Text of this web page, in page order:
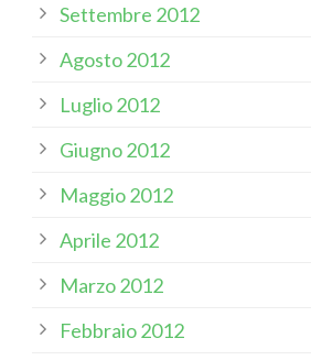
Settembre 2012
Agosto 2012
Luglio 2012
Giugno 2012
Maggio 2012
Aprile 2012
Marzo 2012
Febbraio 2012